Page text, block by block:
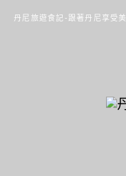
丹尼旅遊食記-跟著丹尼享受